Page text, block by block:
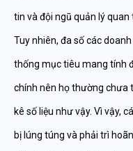
tin và đội ngũ quản lý quan
Tuy nhiên, đa số các
thống mục tiêu mang tính
chính nên họ thường chưa
kê số liệu như vậy. Vì vậy,
bị lúng túng và phải trì